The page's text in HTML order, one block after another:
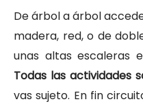
De árbol a árbol
madera, red, o de
unas altas escaleras
Todas las actividades
vas sujeto. En fin